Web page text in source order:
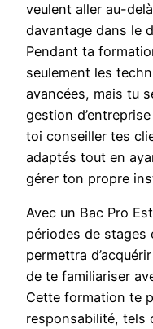
veulent aller au-
davantage dans le
Pendant ta
seulement les
avancées, mais tu
gestion
toi conseiller tes
adaptés tout en
gérer ton propre
Avec un Bac Pro
périodes de stages
permettra
de te familiariser
Cette formation te
responsabilité, tels